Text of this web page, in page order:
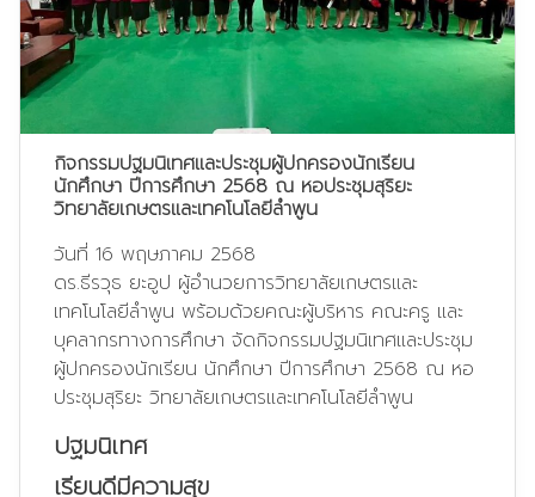
กิจกรรมปฐมนิเทศและประชุมผู้ปกครองนักเรียน
นักศึกษา ปีการศึกษา 2568 ณ หอประชุมสุริยะ
วิทยาลัยเกษตรและเทคโนโลยีลำพูน
วันที่ 16 พฤษภาคม 2568
ดร.ธีรวุธ ยะอูป ผู้อำนวยการวิทยาลัยเกษตรและ
เทคโนโลยีลำพูน พร้อมด้วยคณะผู้บริหาร คณะครู และ
บุคลากรทางการศึกษา จัดกิจกรรมปฐมนิเทศและประชุม
ผู้ปกครองนักเรียน นักศึกษา ปีการศึกษา 2568 ณ หอ
ประชุมสุริยะ วิทยาลัยเกษตรและเทคโนโลยีลำพูน
ปฐมนิเทศ
เรียนดีมีความสุข